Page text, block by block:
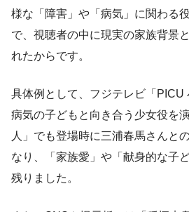
様な「障害」や「病気」に関わる
で、視聴者の中に現実の家族背景
れたからです。
具体例として、フジテレビ「PICU
病気の子どもと向き合う少女役を
人」でも登場時に三浦春馬さんと
なり、「家族愛」や「献身的な子
残りました。